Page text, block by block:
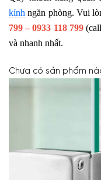
kính ngăn phòng. Vui
799 – 0933 118 799
và nhanh nhất.
Chưa có sản phẩm